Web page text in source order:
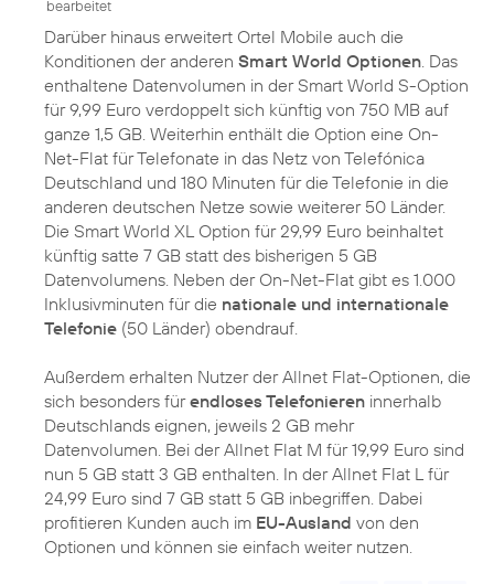
bearbeitet
Darüber hinaus erweitert Ortel Mobile auch die
Konditionen der anderen Smart World Optionen . Das
enthaltene Datenvolumen in der Smart World S-Option
für 9,99 Euro verdoppelt sich künftig von 750 MB auf
ganze 1,5 GB. Weiterhin enthält die Option eine On-
Net-Flat für Telefonate in das Netz von Telefónica
Deutschland und 180 Minuten für die Telefonie in die
anderen deutschen Netze sowie weiterer 50 Länder.
Die Smart World XL Option für 29,99 Euro beinhaltet
künftig satte 7 GB statt des bisherigen 5 GB
Datenvolumens. Neben der On-Net-Flat gibt es 1.000
Inklusivminuten für die nationale und internationale
Telefonie (50 Länder) obendrauf.
Außerdem erhalten Nutzer der Allnet Flat-Optionen, die
sich besonders fürendloses Telefonieren innerhalb
Deutschlands eignen, jeweils 2 GB mehr
Datenvolumen. Bei der Allnet Flat M für 19,99 Euro sind
nun 5 GB statt 3 GB enthalten. In der Allnet Flat L für
24,99 Euro sind 7 GB statt 5 GB inbegriffen. Dabei
profitieren Kunden auch im EU-Ausland von den
Optionen und können sie einfach weiter nutzen.